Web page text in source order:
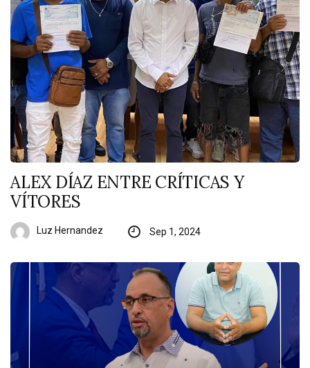
ALEX DÍAZ ENTRE CRÍTICAS Y
VÍTORES
Luz Hernandez Sep 1, 2024